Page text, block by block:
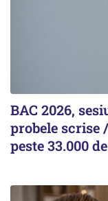
BAC 2026,
probele scrise
peste 33.000